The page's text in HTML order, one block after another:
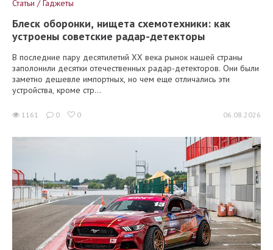
Статьи / Гаджеты
Блеск оборонки, нищета схемотехники: как
устроены советские радар-детекторы
В последние пару десятилетий XX века рынок нашей страны
заполонили десятки отечественных радар-детекторов. Они были
заметно дешевле импортных, но чем еще отличались эти
устройства, кроме стр...
1161 0 0 06.08.2026